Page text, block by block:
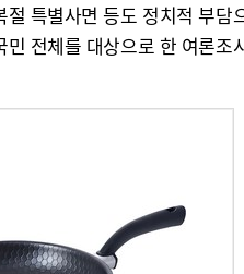
특별사면 등도 정치적 부
전체를 대상으로 한 여론